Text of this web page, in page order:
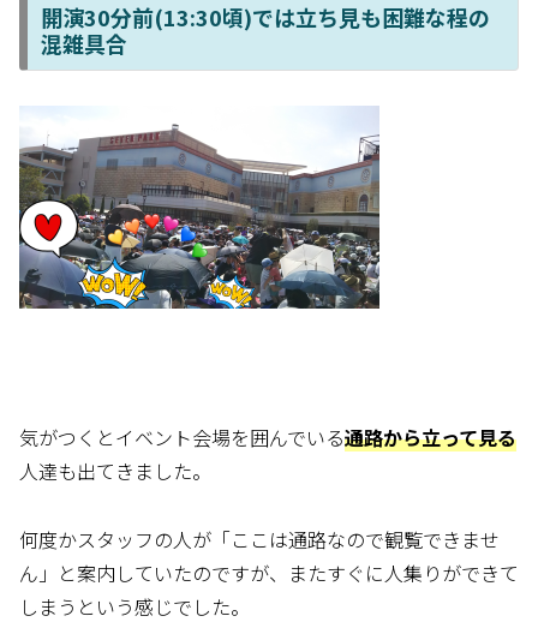
開演30分前(13:30頃)では立ち見も困難な程の
混雑具合
気がつくとイベント会場を囲んでいる通路から立って見る
人達も出てきました。
何度かスタッフの人が「ここは通路なので観覧できませ
ん」と案内していたのですが、またすぐに人集りができて
しまうという感じでした。